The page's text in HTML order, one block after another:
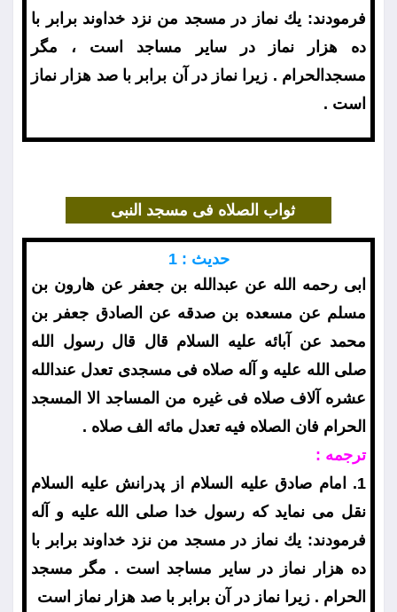
فرمودند: يك نماز در مسجد من نزد خداوند برابر با
ده هزار نماز در ساير مساجد است ، مگر
مسجدالحرام . زيرا نماز در آن برابر با صد هزار نماز
است .
ثواب الصلاه فى مسجد النبى
حديث : 1
ابى رحمه الله عن عبدالله بن جعفر عن هارون بن
مسلم عن مسعده بن صدقه عن الصادق جعفر بن
محمد عن آبائه عليه السلام قال قال رسول الله
صلى الله عليه و آله صلاه فى مسجدى تعدل عندالله
عشره آلاف صلاه فى غيره من المساجد الا المسجد
الحرام فان الصلاه فيه تعدل مائه الف صلاه .
ترجمه :
1. امام صادق عليه السلام از پدرانش عليه السلام
نقل مى نمايد كه رسول خدا صلى الله عليه و آله
فرمودند: يك نماز در مسجد من نزد خداوند برابر با
ده هزار نماز در ساير مساجد است . مگر مسجد
الحرام . زيرا نماز در آن برابر با صد هزار نماز است